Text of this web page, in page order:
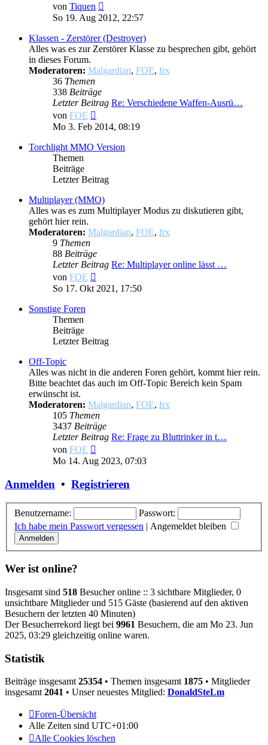
von Tiquen
Beitrag
So 19. Aug 2012, 22:57
Klassen - Zerstörer (Destroyer)
Alles was es zur Zerstörer Klasse zu besprechen gibt, gehört
in dieses Forum.
Moderatoren: Malgardian, FOE, frx
36 Themen
338 Beiträge
Letzter Beitrag Re: Verschiedene Waffen-Ausrü…
von FOE
Beitrag
Mo 3. Feb 2014, 08:19
Torchlight MMO Version
Themen
Beiträge
Letzter Beitrag
Multiplayer (MMO)
Alles was es zum Multiplayer Modus zu diskutieren gibt,
gehört hier rein.
Moderatoren: Malgardian, FOE, frx
9 Themen
88 Beiträge
Letzter Beitrag Re: Multiplayer online lässt …
von FOE
Beitrag
So 17. Okt 2021, 17:50
Sonstige Foren
Themen
Beiträge
Letzter Beitrag
Off-Topic
Alles was nicht in die anderen Foren gehört, kommt hier rein.
Bitte beachtet das auch im Off-Topic Bereich kein Spam
erwünscht ist.
Moderatoren: Malgardian, FOE, frx
105 Themen
3437 Beiträge
Letzter Beitrag Re: Frage zu Bluttrinker in t…
von FOE
Beitrag
Mo 14. Aug 2023, 07:03
Anmelden • Registrieren
Benutzername:
Passwort:
Ich habe mein Passwort vergessen | Angemeldet bleiben
Wer ist online?
Insgesamt sind 518 Besucher online :: 3 sichtbare Mitglieder, 0
unsichtbare Mitglieder und 515 Gäste (basierend auf den aktiven
Besuchern der letzten 40 Minuten)
Der Besucherrekord liegt bei 9961 Besuchern, die am Mo 23. Jun
2025, 03:29 gleichzeitig online waren.
Statistik
Beiträge insgesamt 25354 • Themen insgesamt 1875 • Mitglieder
insgesamt 2041 • Unser neuestes Mitglied: DonaldSteLm
Foren-Übersicht
Alle Zeiten sind UTC+01:00
Alle Cookies löschen